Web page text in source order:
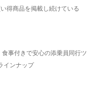
得商品を掲載し続けている
事付きで安心の添乗員同行ツ
インナップ